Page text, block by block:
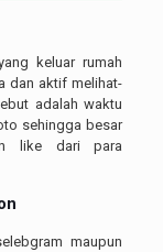
keluar rumah
dan aktif melihat-
adalah waktu
sehingga besar
like dari para
maupun